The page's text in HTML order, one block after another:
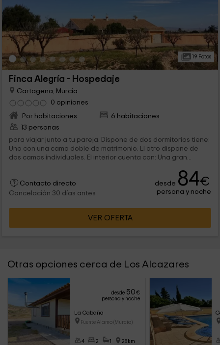
19 Fotos
Finca Alegría - Hospedaje
Cartagena, Murcia
0 opiniones
Por habitaciones
6 habitaciones
13 personas
para viajar junto a tu pareja. Dispone de dos dormitorios tiene:
Uno con una cama doble de matrimonio. El otro dispone de
dos camas individuales. El interior cuenta con: Una gran...
Contacto directo
Cancelación 30 días antes
desde 84€
persona y noche
VER OFERTA
Otras opciones cerca de Los Alcazares
desde 50€
persona y noche
La Cabaña
Fuente Alamo (Murcia)
4 2 1 28km